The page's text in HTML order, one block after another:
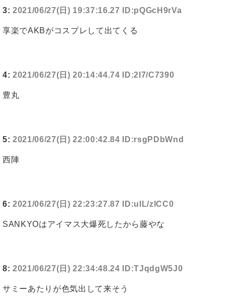
3: 2021/06/27(日) 19:37:16.27 ID:pQGcH9rVa
享楽でAKBがコスプレして出てくる
4: 2021/06/27(日) 20:14:44.74 ID:2I7/C7390
豊丸
5: 2021/06/27(日) 22:00:42.84 ID:rsgPDbWnd
西陣
6: 2021/06/27(日) 22:23:27.87 ID:uIL/zlCC0
SANKYOはアイマス大爆死したから藤やな
8: 2021/06/27(日) 22:34:48.24 ID:TJqdgW5J0
サミーあたりが色気出して来そう